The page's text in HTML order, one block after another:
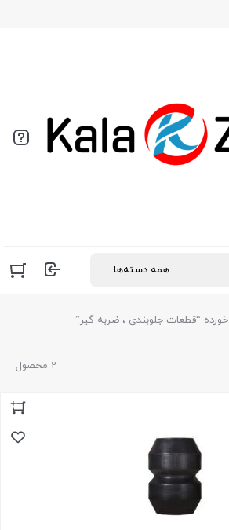
“قطعات جلوبندی ، ضربه گیر”
2 محصول